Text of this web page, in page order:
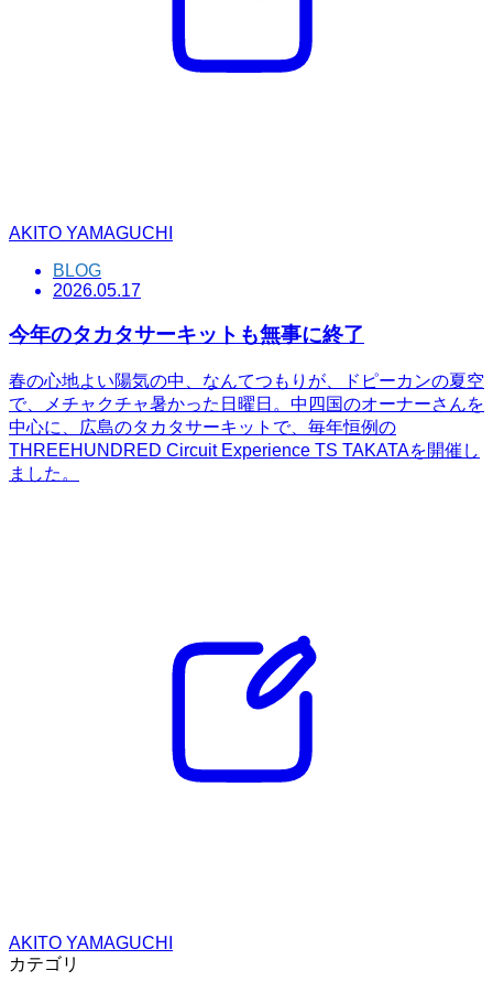
AKITO YAMAGUCHI
BLOG
2026.05.17
今年のタカタサーキットも無事に終了
春の心地よい陽気の中、なんてつもりが、ドピーカンの夏空
で、メチャクチャ暑かった日曜日。中四国のオーナーさんを
中心に、広島のタカタサーキットで、毎年恒例の
THREEHUNDRED Circuit Experience TS TAKATAを開催し
ました。
AKITO YAMAGUCHI
カテゴリ